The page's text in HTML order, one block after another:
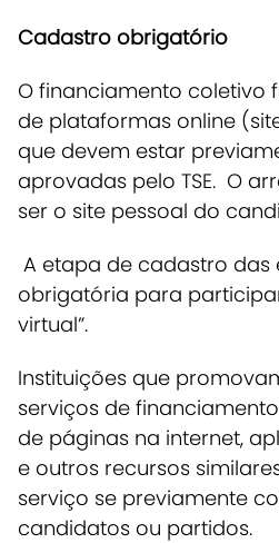
Cadastro obrigatório
O financiamento coletivo
de plataformas online
que devem estar
aprovadas pelo TSE. O
ser o site pessoal do
A etapa de cadastro das
obrigatória para
virtual”.
Instituições que
serviços de
de páginas na internet,
e outros recursos
serviço se previamente
candidatos ou partidos.